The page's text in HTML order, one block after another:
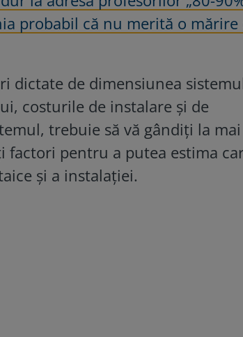
probabil că nu merită o mărire
dictate de dimensiunea
costurile de instalare și de
trebuie să vă gândiți la mai
factori pentru a putea estima
și a instalației.